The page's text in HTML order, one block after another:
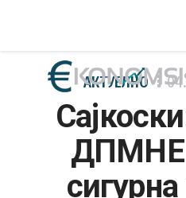
АКТУЕЛНО
ЕКОНОМИЈА
ФИНАНСИИ
АКТУЕЛНО
ДПМНЕ